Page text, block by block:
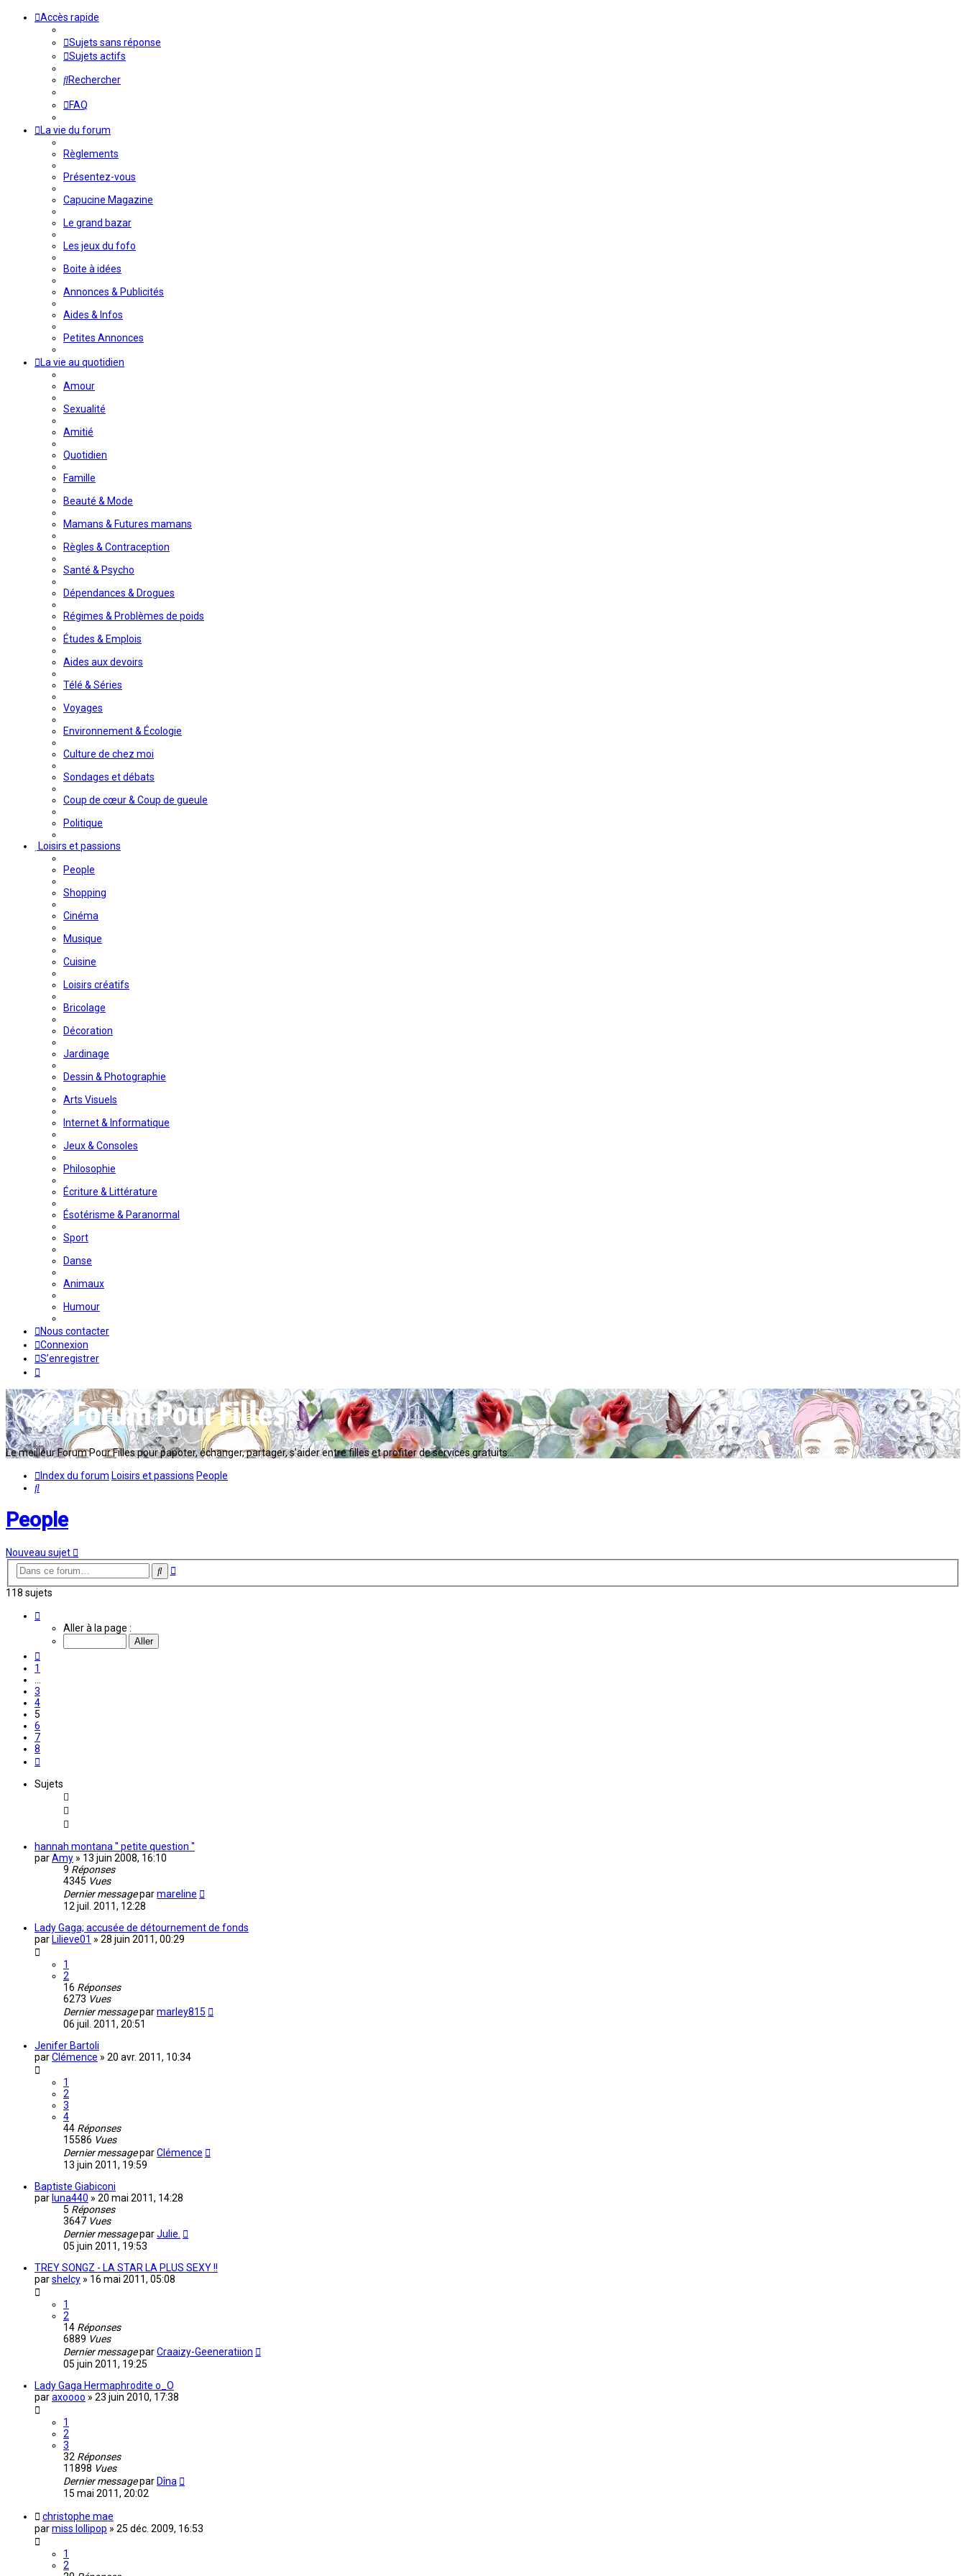
Accès rapide
Sujets sans réponse
Sujets actifs
Rechercher
FAQ
La vie du forum
Règlements
Présentez-vous
Capucine Magazine
Le grand bazar
Les jeux du fofo
Boite à idées
Annonces & Publicités
Aides & Infos
Petites Annonces
La vie au quotidien
Amour
Sexualité
Amitié
Quotidien
Famille
Beauté & Mode
Mamans & Futures mamans
Règles & Contraception
Santé & Psycho
Dépendances & Drogues
Régimes & Problèmes de poids
Études & Emplois
Aides aux devoirs
Télé & Séries
Voyages
Environnement & Écologie
Culture de chez moi
Sondages et débats
Coup de cœur & Coup de gueule
Politique
Loisirs et passions
People
Shopping
Cinéma
Musique
Cuisine
Loisirs créatifs
Bricolage
Décoration
Jardinage
Dessin & Photographie
Arts Visuels
Internet & Informatique
Jeux & Consoles
Philosophie
Écriture & Littérature
Ésotérisme & Paranormal
Sport
Danse
Animaux
Humour
Nous contacter
Connexion
S’enregistrer
Le meilleur Forum Pour Filles pour papoter, échanger, partager, s'aider entre filles et profiter de services gratuits...
Index du forum Loisirs et passions People
Rechercher
People
Nouveau sujet
Rechercher
Recherche
118 sujets
Aller à la page :
1
3
4
5
6
7
8
Sujets
hannah montana '' petite question ''
parAmy » 13 juin 2008, 16:10
9 Réponses
4345 Vues
Dernier messageparmareline
12 juil. 2011, 12:28
Lady Gaga; accusée de détournement de fonds
par Lilieve01 » 28 juin 2011, 00:29
1
2
16 Réponses
6273 Vues
Dernier messageparmarley815
06 juil. 2011, 20:51
Jenifer Bartoli
parClémence » 20 avr. 2011, 10:34
1
2
3
4
44 Réponses
15586 Vues
Dernier messageparClémence
13 juin 2011, 19:59
Baptiste Giabiconi
par luna440 » 20 mai 2011, 14:28
5 Réponses
3647 Vues
Dernier messageparJulie.
05 juin 2011, 19:53
TREY SONGZ - LA STAR LA PLUS SEXY !!
parshelcy » 16 mai 2011, 05:08
1
2
14 Réponses
6889 Vues
Dernier messageparCraaizy-Geeneratiion
05 juin 2011, 19:25
Lady Gaga Hermaphrodite o_O
paraxoooo » 23 juin 2010, 17:38
1
2
3
32 Réponses
11898 Vues
Dernier messagepar Dîna
15 mai 2011, 20:02
christophe mae
parmiss lollipop » 25 déc. 2009, 16:53
1
2